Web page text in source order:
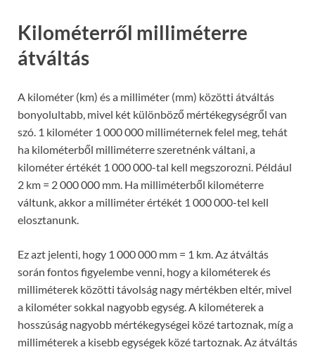
Kilométerről milliméterre
átváltás
A kilométer (km) és a milliméter (mm) közötti átváltás
bonyolultabb, mivel két különböző mértékegységről van
szó. 1 kilométer 1 000 000 milliméternek felel meg, tehát
ha kilométerből milliméterre szeretnénk váltani, a
kilométer értékét 1 000 000-tal kell megszorozni. Például
2 km = 2 000 000 mm. Ha milliméterből kilométerre
váltunk, akkor a milliméter értékét 1 000 000-tel kell
elosztanunk.
Ez azt jelenti, hogy 1 000 000 mm = 1 km. Az átváltás
során fontos figyelembe venni, hogy a kilométerek és
milliméterek közötti távolság nagy mértékben eltér, mivel
a kilométer sokkal nagyobb egység. A kilométerek a
hosszúság nagyobb mértékegységei közé tartoznak, míg a
milliméterek a kisebb egységek közé tartoznak. Az átváltás